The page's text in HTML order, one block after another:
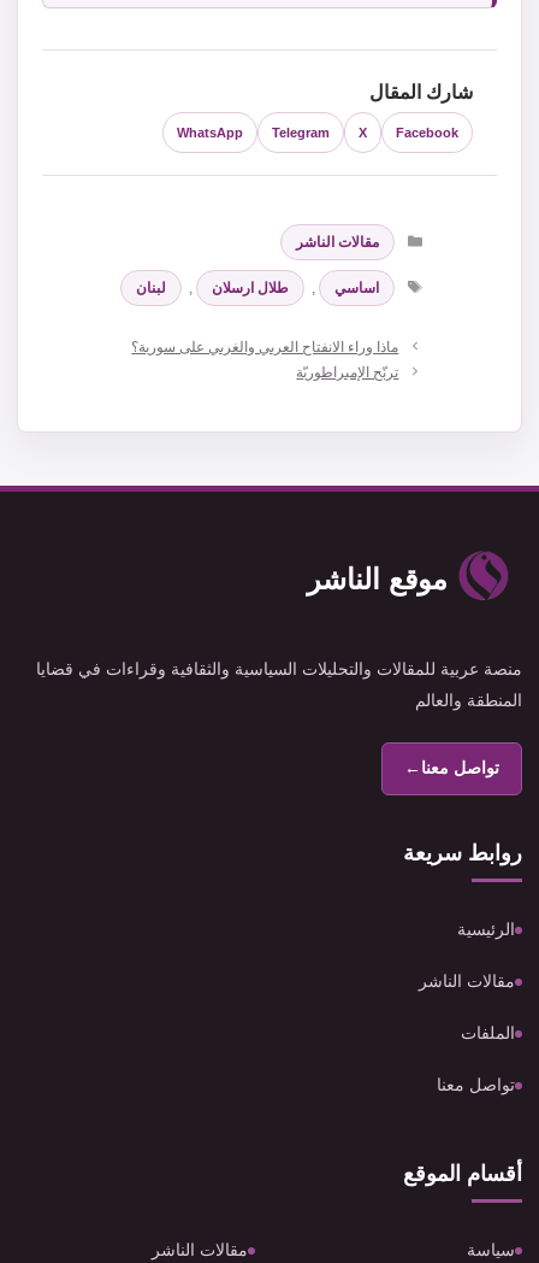
شارك المقال
Facebook
X
Telegram
WhatsApp
التصنيفات
مقالات الناشر
الوسوم
اساسي طلال ارسلان لبنان
ماذا وراء الانفتاح العربي والغربي على سورية؟
ترنّح الإمبراطوريّة
موقع الناشر
منصة عربية للمقالات والتحليلات السياسية والثقافية وقراءات في قضايا
المنطقة والعالم
تواصل معنا←
روابط سريعة
الرئيسية
مقالات الناشر
الملفات
تواصل معنا
أقسام الموقع
سياسة مقالات الناشر